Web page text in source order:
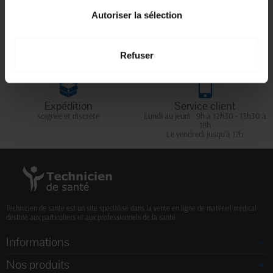
Autoriser la sélection
Refuser
Expédition
soignée et discrète
Service client
Lundi au jeudi : 9h à 12h30 - 13h30 à
18h
Le vendredi jusqu'à 17h
Technicien de santé est un site spécialisé dans la vente en ligne de matériel médical
destiné aux particuliers et aux professionnels de la santé.
Informations
Nos produits